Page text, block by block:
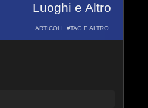
Luoghi e Altro
ARTICOLI, #TAG E ALTRO